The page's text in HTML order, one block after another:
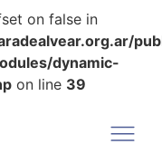
on false in
dynamic-
on line 39